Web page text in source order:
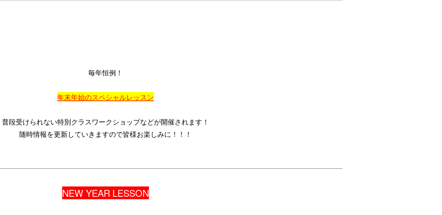
毎年恒例！
年末年始のスペシャルレッスン
普段受けられない特別クラスワークショップなどが開催されます！
随時情報を更新していきますので皆様お楽しみに！！！
NEW YEAR LESSON